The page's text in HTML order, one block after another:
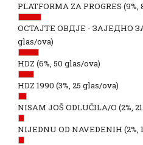
PLATFORMA ZA PROGRES (9%,
ОСТАЈТЕ ОВДЈЕ - ЗАЈЕДНО
glas/ova)
HDZ (6%, 50 glas/ova)
HDZ 1990 (3%, 25 glas/ova)
NISAM JOŠ ODLUČILA/O (2%,
NIJEDNU OD NAVEDENIH (2%,